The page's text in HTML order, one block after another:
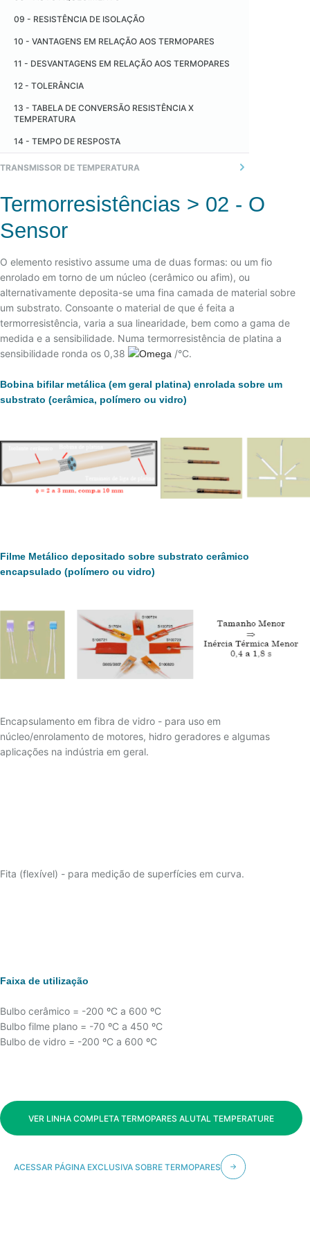
13 - ANDERS CELSIUS
14 - THOMAS JOHANN SEEBECK
15 - JEAN CHARLES ATHANASE PELTIER
16 - WILLIAN THOMSON (LORDE KELVIN)
17 - WILLIAM JOHN MACQUORN RANKINE
19 - MAX KARL ERNST LUDWIG PLANCK
10 - LEI DOS METAIS INTERMEDIÁRIOS
11 - LEI DAS TEMPERATURAS INTERMEDIÁRIAS
12 - ENVELHECIMENTO DE TERMOPARES
13 - OSCILAÇÃO DE MEDIDAS
14 - ERROS COMUNS DE LIGAÇÃO
15 - NORMAS TEMPERATURA
16 - TIPOS DE ATMOSFERAS
17 - TERMOPAR CONVENCIONAL
19 - TERMOPARES FLEXÍVEIS
20 - BLINDAGEM ELETROSTÁTICA/TEMPO DE
21 - TERMOPAR PADRÃO
22 - ASSOCIAÇÃO DE TERMOPARES
23 - RECOMENDAÇÕES PARA INSTALAÇÃO DE
TERMOPARES
24 - TERMOPARES ESPECIAIS
26 - MAGNETIZAÇÃO DO TERMOPAR TIPO K
EXTENSÃO
29 - TABELA DE CONVERSÃO MILIVOLTAGEM X
TEMPERATURA
30 - TABELA DE RESISTÊNCIA DO SENSOR PT-100
33 – TABELA TERMOPAR TIPO J
35 – TABELA TERMOPAR TIPO R
36 – TABELA TERMOPAR TIPO S
37 – TABELA TERMOPAR TIPO T
09 - RESISTÊNCIA DE ISOLAÇÃO
10 - VANTAGENS EM RELAÇÃO AOS TERMOPARES
11 - DESVANTAGENS EM RELAÇÃO AOS TERMOPARES
12 - TOLERÂNCIA
13 - TABELA DE CONVERSÃO RESISTÊNCIA X
TEMPERATURA
14 - TEMPO DE RESPOSTA
TRANSMISSOR DE TEMPERATURA
2 - TRANSMISSOR ANALÓGICO
3 - TRANSMISSOR DIGITAL (MICROPROCESSADO)
4 - COMUNICAÇÃO
Termorresistências > 02 - O
Sensor
O elemento resistivo assume uma de duas formas: ou um fio
enrolado em torno de um núcleo (cerâmico ou afim), ou
alternativamente deposita-se uma fina camada de material sobre
um substrato. Consoante o material de que é feita a
termorresistência, varia a sua linearidade, bem como a gama de
medida e a sensibilidade. Numa termorresistência de platina a
sensibilidade ronda os 0,38
/°C.
Bobina bifilar metálica (em geral platina) enrolada sobre um
substrato (cerâmica, polímero ou vidro)
Filme Metálico depositado sobre substrato cerâmico
encapsulado (polímero ou vidro)
Encapsulamento em fibra de vidro - para uso em
núcleo/enrolamento de motores, hidro geradores e algumas
aplicações na indústria em geral.
Fita (flexível) - para medição de superfícies em curva.
Faixa de utilização
Bulbo cerâmico = -200 ºC a 600 ºC
Bulbo filme plano = -70 ºC a 450 ºC
Bulbo de vidro = -200 ºC a 600 ºC
VER LINHA COMPLETA TERMOPARES ALUTAL TEMPERATURE
ACESSAR PÁGINA EXCLUSIVA SOBRE TERMOPARES